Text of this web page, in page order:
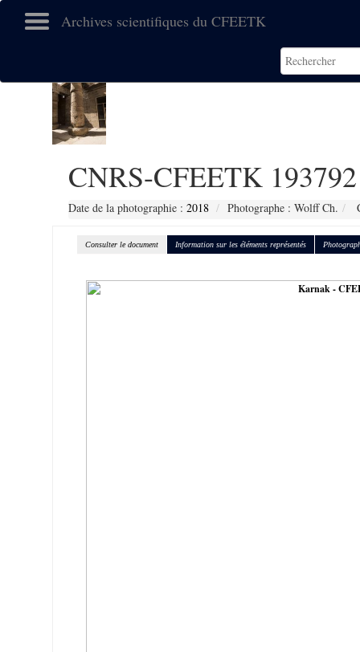
Archives scientifiques du CFEETK
CNRS-CFEETK 193792
Date de la photographie : 2018 Photographe : Wolff Ch.
Consulter le document Information sur les éléments représentés